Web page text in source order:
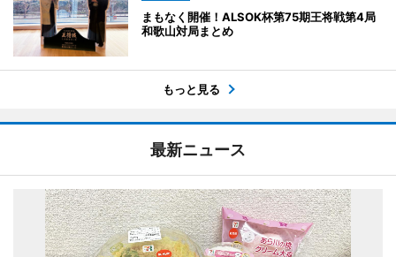
まもなく開催！ALSOK杯第75期王将戦第4局
和歌山対局まとめ
もっと見る
最新ニュース